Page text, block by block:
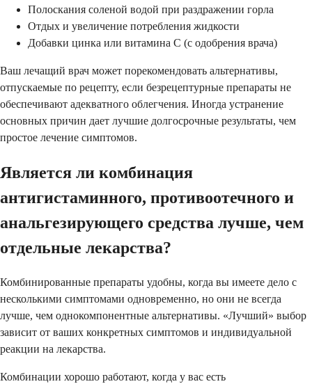
Полоскания соленой водой при раздражении горла
Отдых и увеличение потребления жидкости
Добавки цинка или витамина С (с одобрения врача)
Ваш лечащий врач может порекомендовать альтернативы,
отпускаемые по рецепту, если безрецептурные препараты не
обеспечивают адекватного облегчения. Иногда устранение
основных причин дает лучшие долгосрочные результаты, чем
простое лечение симптомов.
Является ли комбинация
антигистаминного, противоотечного и
анальгезирующего средства лучше, чем
отдельные лекарства?
Комбинированные препараты удобны, когда вы имеете дело с
несколькими симптомами одновременно, но они не всегда
лучше, чем однокомпонентные альтернативы. «Лучший» выбор
зависит от ваших конкретных симптомов и индивидуальной
реакции на лекарства.
Комбинации хорошо работают, когда у вас есть